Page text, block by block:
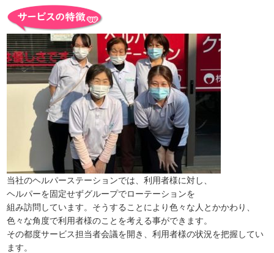
当社のヘルパーステーションでは、利用者様に対し、
ヘルパーを固定せずグループでローテーションを
組み訪問しています。そうすることにより色々な人とかかわり、
色々な角度で利用者様のことを考える事ができます。
その都度サービス担当者会議を開き、利用者様の状況を把握してい
ます。